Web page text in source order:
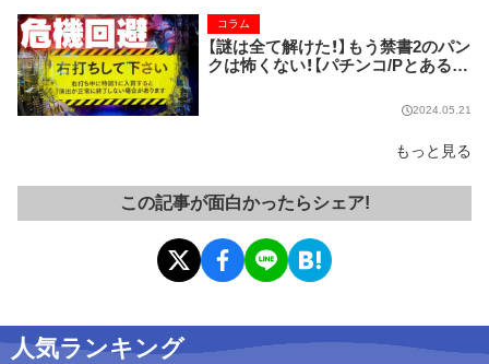
【謎は全て解けた！】もう禁書2のパン
クは怖くない！【パチンコ/Pとある魔
コラム
2024.05.21
もっと見る
この記事が面白かったらシェア!
人気ランキング